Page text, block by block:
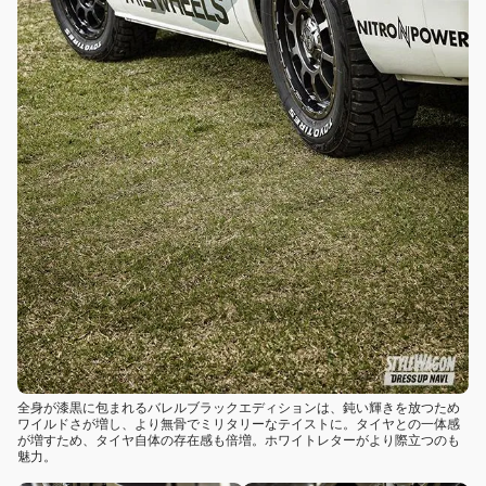
全身が漆黒に包まれるバレルブラックエディションは、鈍い輝きを放つため
ワイルドさが増し、より無骨でミリタリーなテイストに。タイヤとの一体感
が増すため、タイヤ自体の存在感も倍増。ホワイトレターがより際立つのも
魅力。